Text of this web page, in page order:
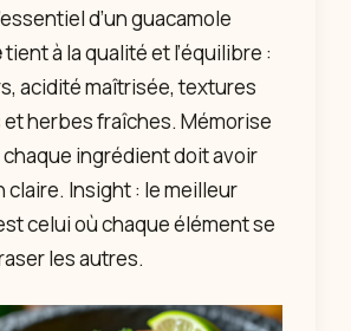
d’un guacamole
tient à la qualité et l’équilibre :
acidité maîtrisée, textures
herbes fraîches. Mémorise
ingrédient doit avoir
Insight : le meilleur
celui où chaque élément se
les autres.